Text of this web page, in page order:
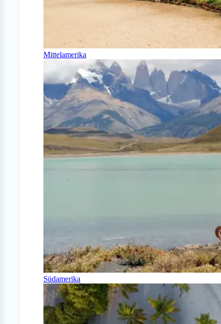
Mittelamerika
Südamerika